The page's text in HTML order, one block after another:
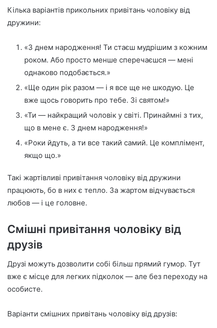
Кілька варіантів прикольних привітань чоловіку від
дружини:
«З днем народження! Ти стаєш мудрішим з кожним
роком. Або просто менше сперечаєшся — мені
однаково подобається.»
«Ще один рік разом — і я все ще не шкодую. Це
вже щось говорить про тебе. Зі святом!»
«Ти — найкращий чоловік у світі. Принаймні з тих,
що в мене є. З днем народження!»
«Роки йдуть, а ти все такий самий. Це комплімент,
якщо що.»
Такі жартівливі привітання чоловіку від дружини
працюють, бо в них є тепло. За жартом відчувається
любов — і це головне.
Смішні привітання чоловіку від
друзів
Друзі можуть дозволити собі більш прямий гумор. Тут
вже є місце для легких підколок — але без переходу на
особисте.
Варіанти смішних привітань чоловіку від друзів: